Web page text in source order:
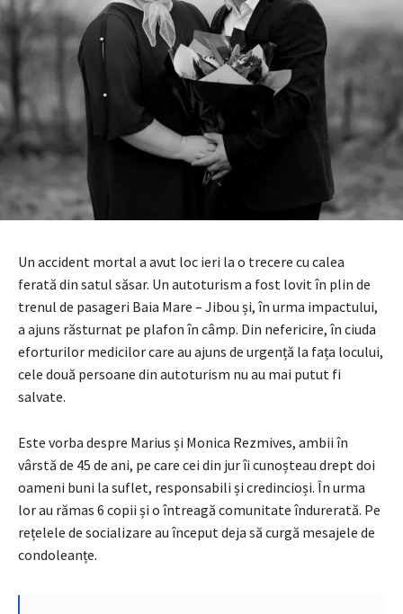
Un accident mortal a avut loc ieri la o trecere cu calea
ferată din satul săsar. Un autoturism a fost lovit în plin de
trenul de pasageri Baia Mare – Jibou și, în urma impactului,
a ajuns răsturnat pe plafon în câmp. Din nefericire, în ciuda
eforturilor medicilor care au ajuns de urgență la fața locului,
cele două persoane din autoturism nu au mai putut fi
salvate.
Este vorba despre Marius și Monica Rezmives, ambii în
vârstă de 45 de ani, pe care cei din jur îi cunoșteau drept doi
oameni buni la suflet, responsabili și credincioși. În urma
lor au rămas 6 copii și o întreagă comunitate îndurerată. Pe
rețelele de socializare au început deja să curgă mesajele de
condoleanțe.